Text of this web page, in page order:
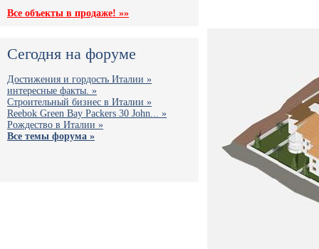
Все объекты в продаже! »»
Сегодня на форуме
Достижения и гордость Италии »
интересные факты. »
Строительный бизнес в Италии »
Reebok Green Bay Packers 30 John... »
Рождество в Италии »
Все темы форума »